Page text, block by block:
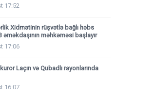
17:52
Xidmətinin rüşvətlə bağlı həbs
əməkdaşının məhkəməsi başlayır
17:06
Laçın və Qubadlı rayonlarında
16:07